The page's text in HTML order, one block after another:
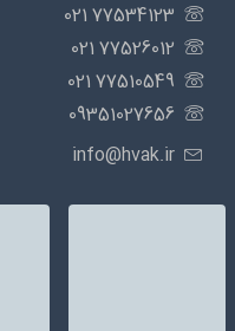
77534123 021
77526012 021
77510549 021
09351027656
info@hvak.ir